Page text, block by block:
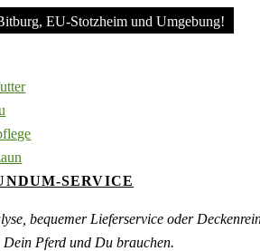
EU-Stotzheim und Umgebung!
SERVICE
bequemer Lieferservice oder
Dein Pferd und Du brauchen.